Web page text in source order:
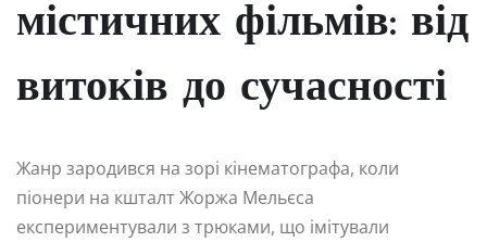
містичних фільмів: від
витоків до сучасності
Жанр зародився на зорі кінематографа, коли
піонери на кшталт Жоржа Мельєса
експериментували з трюками, що імітували